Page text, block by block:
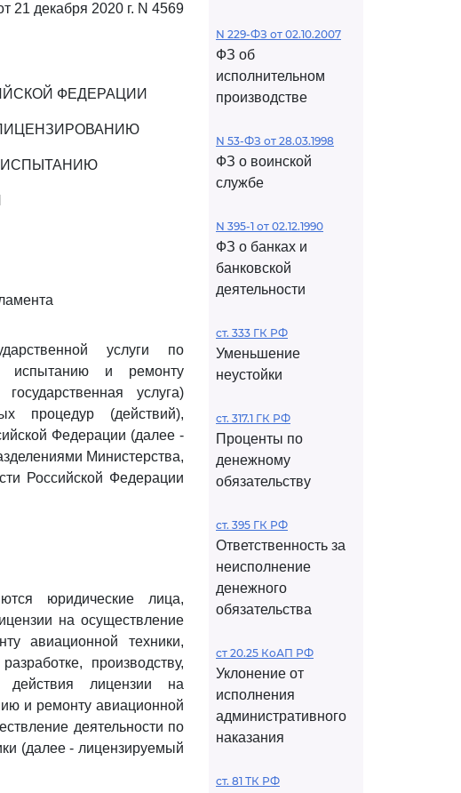
21 декабря 2020 г. N 4569
ФЕДЕРАЦИИ
ИСПЫТАНИЮ
услуги по
испытанию и ремонту
услуга)
процедур (действий),
Федерации (далее -
Министерства,
Российской Федерации
юридические лица,
на осуществление
авиационной техники,
производству,
лицензии на
и ремонту авиационной
деятельности по
(далее - лицензируемый
N 229-ФЗ от 02.10.2007
ФЗ об
исполнительном
производстве
N 53-ФЗ от 28.03.1998
ФЗ о воинской
службе
N 395-1 от 02.12.1990
ФЗ о банках и
банковской
деятельности
ст. 333 ГК РФ
Уменьшение
неустойки
ст. 317.1 ГК РФ
Проценты по
денежному
обязательству
ст. 395 ГК РФ
Ответственность за
неисполнение
денежного
обязательства
ст 20.25 КоАП РФ
Уклонение от
исполнения
административного
наказания
ст. 81 ТК РФ